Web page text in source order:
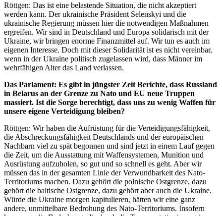
Röttgen: Das ist eine belastende Situation, die nicht akzeptiert
werden kann. Der ukrainische Präsident Selenskyi und die
ukrainische Regierung müssen hier die notwendigen Maßnahmen
ergreifen. Wir sind in Deutschland und Europa solidarisch mit der
Ukraine, wir bringen enorme Finanzmittel auf. Wir tun es auch im
eigenen Interesse. Doch mit dieser Solidarität ist es nicht vereinbar,
wenn in der Ukraine politisch zugelassen wird, dass Männer im
wehrfähigen Alter das Land verlassen.
Das Parlament: Es gibt in jüngster Zeit Berichte, dass Russland
in Belarus an der Grenze zu Nato und EU neue Truppen
massiert. Ist die Sorge berechtigt, dass uns zu wenig Waffen für
unsere eigene Verteidigung bleiben?
Röttgen: Wir haben die Aufrüstung für die Verteidigungsfähigkeit,
die Abschreckungsfähigkeit Deutschlands und der europäischen
Nachbarn viel zu spät begonnen und sind jetzt in einem Lauf gegen
die Zeit, um die Ausstattung mit Waffensystemen, Munition und
Ausrüstung aufzuholen, so gut und so schnell es geht. Aber wir
müssen das in der gesamten Linie der Verwundbarkeit des Nato-
Territoriums machen. Dazu gehört die polnische Ostgrenze, dazu
gehört die baltische Ostgrenze, dazu gehört aber auch die Ukraine.
Würde die Ukraine morgen kapitulieren, hätten wir eine ganz
andere, unmittelbare Bedrohung des Nato-Territoriums. Insofern